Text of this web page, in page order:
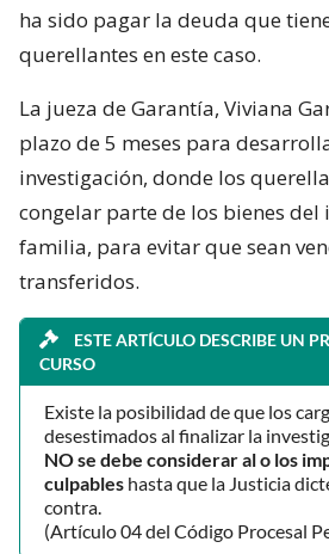
ha sido pagar la deuda que
querellantes en este caso.
La jueza de Garantía, Viviana
plazo de 5 meses para
investigación, donde los
congelar parte de los bienes del
familia, para evitar que sean
transferidos.
ESTE ARTÍCULO DESCRIBE UN
CURSO
Existe la posibilidad de que los
desestimados al finalizar la
NO se debe considerar al o los
culpables hasta que la Justicia
contra.
(Artículo 04 del Código Procesal